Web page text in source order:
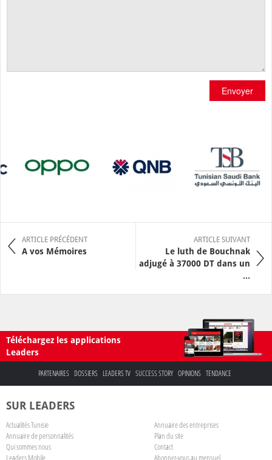
Envoyer
ARTICLE PRÉCÉDENT
A vos Mémoires
ARTICLE SUIVANT
Le luth de Bouchnak
adjugé à 37000 DT dans un
...
Téléchargez les applications
Leaders
PARTENAIRES DOSSIERS LEADERS TV SUCCESS STORY OPINIONS TENDANCE
SUR LEADERS
Actualités Tunisie
Annuaire des entreprises
Annuaire de personnalités
Plan du site
Qui sommes nous
Contact
Leaders Mobile
Abonnez-vous au mensuel